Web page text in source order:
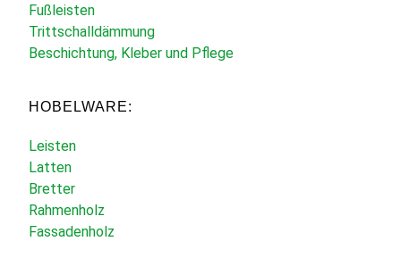
Fußleisten
Trittschalldämmung
Beschichtung, Kleber und Pflege
HOBELWARE:
Leisten
Latten
Bretter
Rahmenholz
Fassadenholz